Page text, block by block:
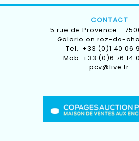
CONTACT
5 rue de Provence -
Galerie en rez-de-
Tel.: +33 (0)1 40 06
Mob: +33 (0)6 76 14
pcv@live.fr